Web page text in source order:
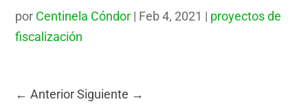
por Centinela Cóndor | Feb 4, 2021 | proyectos de
fiscalización
←Anterior Siguiente →